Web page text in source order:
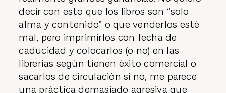
decir con esto que los libros son “solo
alma y contenido” o que venderlos esté
mal, pero imprimirlos con fecha de
caducidad y colocarlos (o no) en las
librerías según tienen éxito comercial o
sacarlos de circulación si no, me parece
una práctica demasiado agresiva que